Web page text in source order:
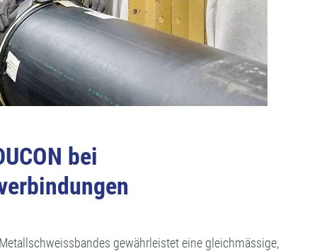
bei
gewährleistet eine gleichmässige,